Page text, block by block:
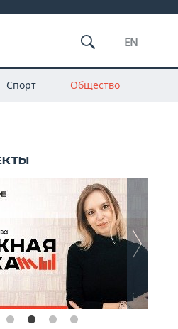
EN
Спорт Общество